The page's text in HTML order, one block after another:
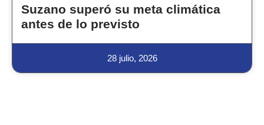
Suzano superó su meta climática
antes de lo previsto
28 julio, 2026